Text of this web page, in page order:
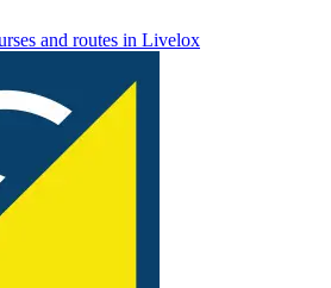
and routes in Livelox